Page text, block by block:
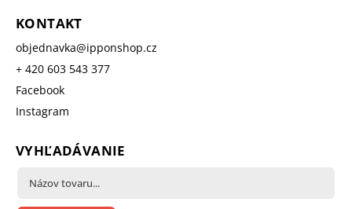
KONTAKT
objednavka@ipponshop.cz
+ 420 603 543 377
Facebook
Instagram
VYHĽADÁVANIE